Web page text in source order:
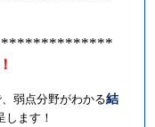
弱点分野がわかる結
します！